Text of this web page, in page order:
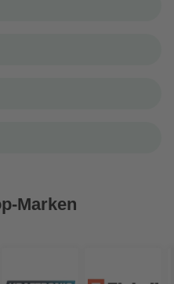
Marken